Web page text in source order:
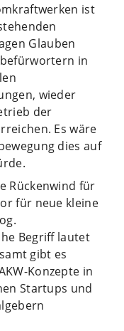
ist
Glauben
in
wieder
der
Es wäre
dies auf
Rückenwind für
für neue kleine
Begriff lautet
gibt es
Konzepte in
Startups und